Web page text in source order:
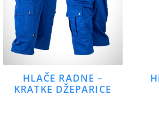
HLAČE RADNE –
KRATKE DŽEPARICE